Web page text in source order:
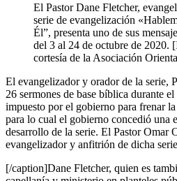
El Pastor Dane Fletcher,
serie de evangelización
Él”, presenta uno de sus
del 3 al 24 de octubre de 2020.
cortesía de la Asociación
El evangelizador y orador de la serie,
26 sermones de base bíblica durante
impuesto por el gobierno para frenar
para lo cual el gobierno concedió una
desarrollo de la serie. El Pastor Omar
evangelizador y anfitrión de dicha
[/caption]Dane Fletcher, quien es